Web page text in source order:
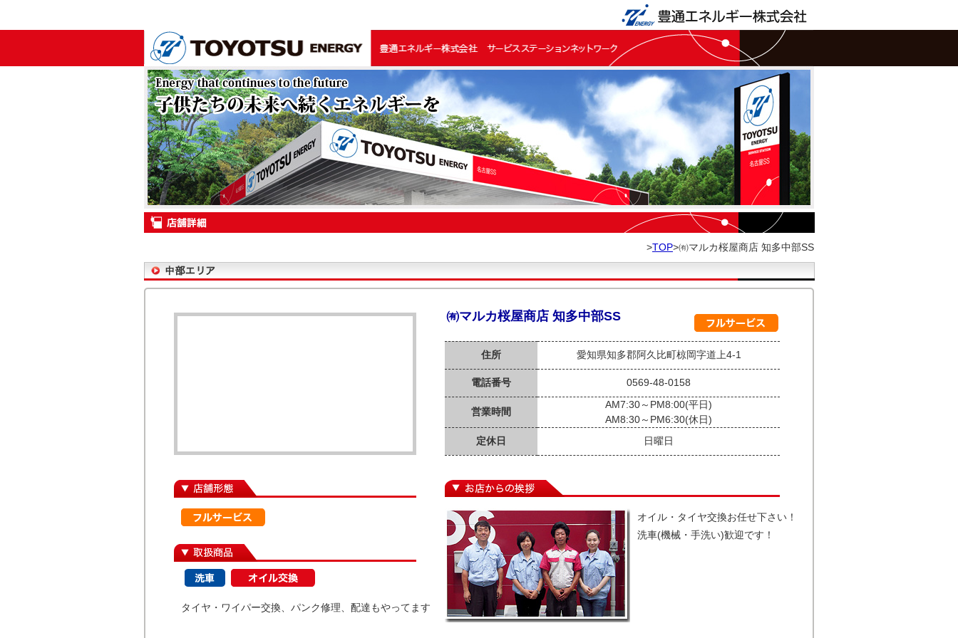
>TOP>㈲マルカ桜屋商店 知多中部SS
㈲マルカ桜屋商店 知多中部SS
住所 愛知県知多郡阿久比町椋岡字道上4-1
電話番号 0569-48-0158
営業時間
AM7:30～PM8:00(平日)
AM8:30～PM6:30(休日)
定休日
日曜日
タイヤ・ワイパー交換、パンク修理、配達もやってます
オイル・タイヤ交換お任せ下さい！
洗車(機械・手洗い)歓迎です！